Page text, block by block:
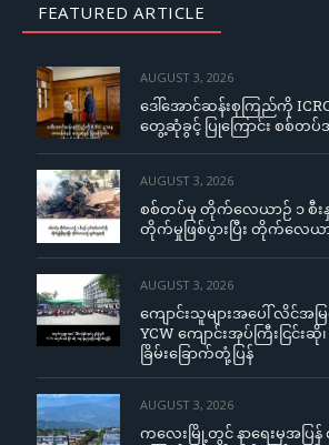
FEATURED ARTICLE
AUGUST 3, 2026
ဒေါ်အောင်ဆန်းစုကြည်ကို
တွေ့ဆုံခွင့် ပြုကြောင်း စစ်တပ်
AUGUST 3, 2026
စစ်တပ်မှ တိုက်လေယာဉ် ၁ စီ
တိုက်မှုဖြစ်ပွားပြီး တိုက်လေ
AUGUST 3, 2026
ကျောင်းသူများအပေါ် လိင်
YCW ကျောင်းအုပ်ကြီးငြင်း
ခြိမ်းခြောက်တုံ့ပြန်
AUGUST 3, 2026
ကလေးမြို့တွင် နာရေးမှအပြ